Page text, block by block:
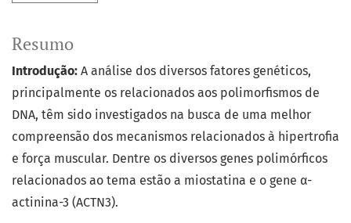
Resumo
Introdução: A análise dos diversos fatores genéticos,
principalmente os relacionados aos polimorfismos de
DNA, têm sido investigados na busca de uma melhor
compreensão dos mecanismos relacionados à hipertrofia
e força muscular. Dentre os diversos genes polimórficos
relacionados ao tema estão a miostatina e o gene α-
actinina-3 (ACTN3).